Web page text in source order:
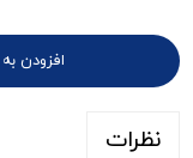
افزودن
نظرات